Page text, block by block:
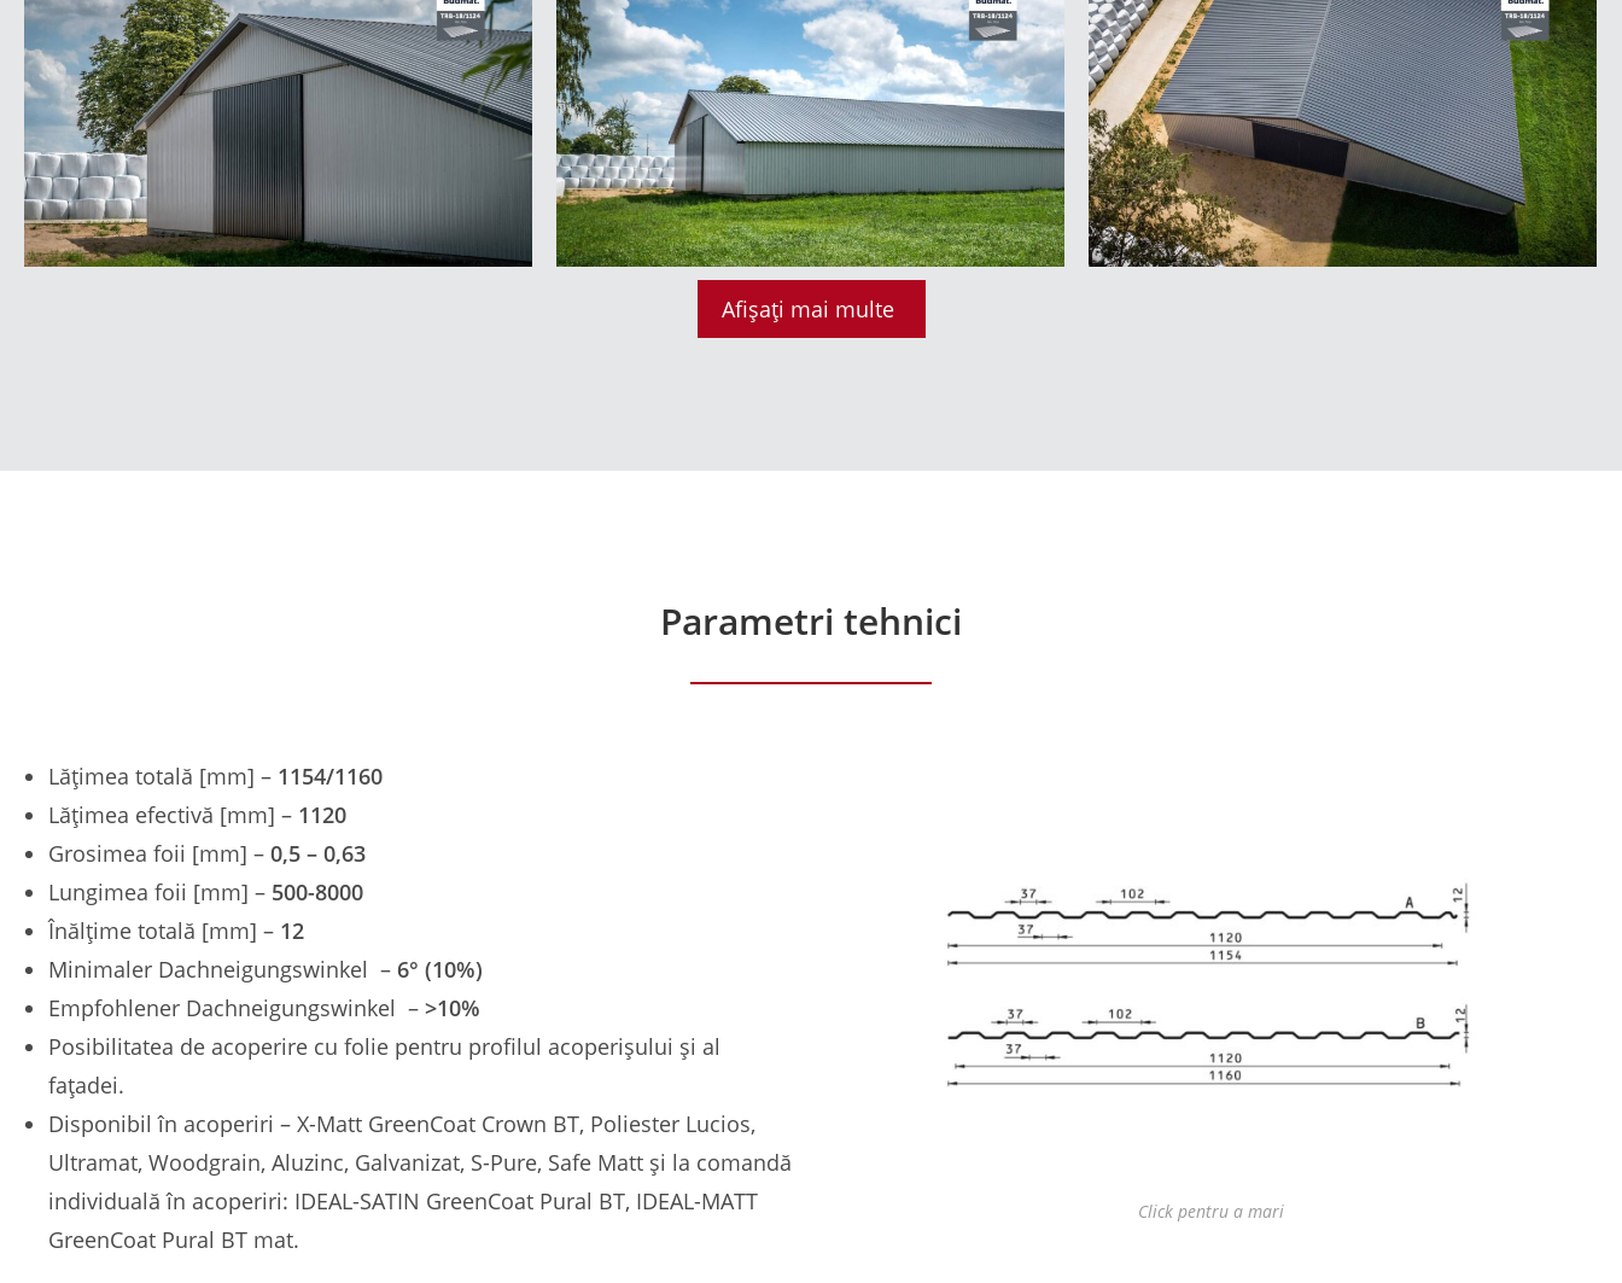
Afișați mai multe
Parametri tehnici
Lățimea totală [mm] – 1154/1160
Lățimea efectivă [mm] – 1120
Grosimea foii [mm] – 0,5 – 0,63
Lungimea foii [mm] – 500-8000
Înălțime totală [mm] – 12
Minimaler Dachneigungswinkel – 6° (10%)
Empfohlener Dachneigungswinkel – >10%
Posibilitatea de acoperire cu folie pentru profilul acoperișului și al
fațadei.
Disponibil în acoperiri – X-Matt GreenCoat Crown BT, Poliester Lucios,
Ultramat, Woodgrain, Aluzinc, Galvanizat, S-Pure, Safe Matt și la comandă
individuală în acoperiri: IDEAL-SATIN GreenCoat Pural BT, IDEAL-MATT
GreenCoat Pural BT mat.
Click pentru a mari